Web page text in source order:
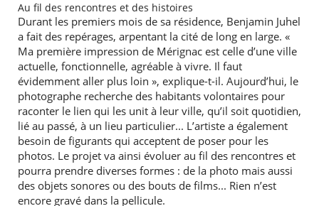
Au fil des rencontres et des histoires
Durant les premiers mois de sa résidence, Benjamin Juhel
a fait des repérages, arpentant la cité de long en large. «
Ma première impression de Mérignac est celle d’une ville
actuelle, fonctionnelle, agréable à vivre. Il faut
évidemment aller plus loin », explique-t-il. Aujourd’hui, le
photographe recherche des habitants volontaires pour
raconter le lien qui les unit à leur ville, qu’il soit quotidien,
lié au passé, à un lieu particulier... L’artiste a également
besoin de figurants qui acceptent de poser pour les
photos. Le projet va ainsi évoluer au fil des rencontres et
pourra prendre diverses formes : de la photo mais aussi
des objets sonores ou des bouts de films... Rien n’est
encore gravé dans la pellicule.